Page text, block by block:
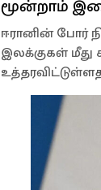
மூன்றாம்
ஈரானின் போர்
இலக்குகள் மீது